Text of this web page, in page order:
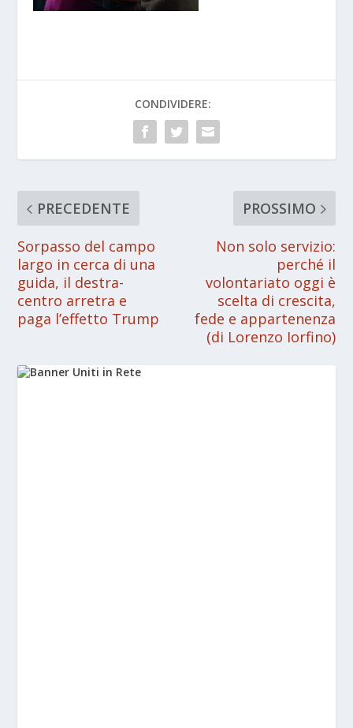
CONDIVIDERE:
PRECEDENTE
Sorpasso del campo
largo in cerca di una
guida, il destra-
centro arretra e
paga l’effetto Trump
PROSSIMO
Non solo servizio:
perché il
volontariato oggi è
scelta di crescita,
fede e appartenenza
(di Lorenzo Iorfino)